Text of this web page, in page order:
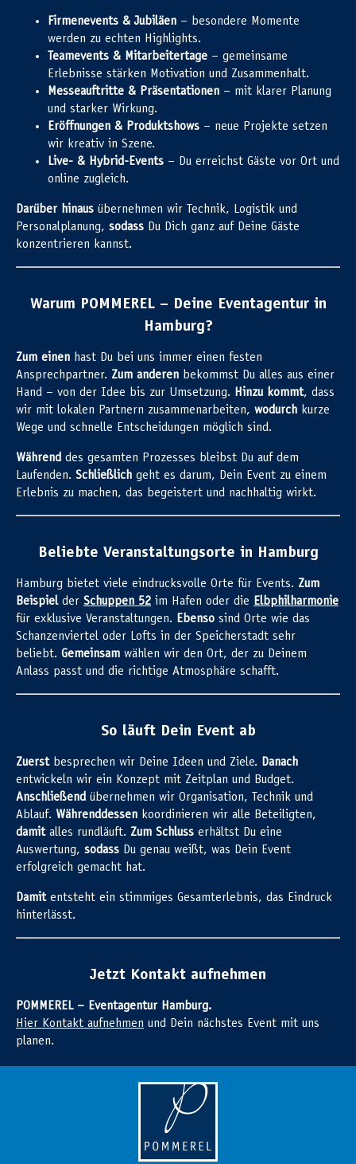
Firmenevents & Jubiläen – besondere Momente
werden zu echten Highlights.
Teamevents & Mitarbeitertage – gemeinsame
Erlebnisse stärken Motivation und Zusammenhalt.
Messeauftritte & Präsentationen – mit klarer Planung
und starker Wirkung.
Eröffnungen & Produktshows – neue Projekte setzen
wir kreativ in Szene.
Live- & Hybrid-Events – Du erreichst Gäste vor Ort und
online zugleich.
Darüber hinaus übernehmen wir Technik, Logistik und
Personalplanung, sodass Du Dich ganz auf Deine Gäste
konzentrieren kannst.
Warum POMMEREL – Deine Eventagentur in
Hamburg?
Zum einen hast Du bei uns immer einen festen
Ansprechpartner. Zum anderen bekommst Du alles aus einer
Hand – von der Idee bis zur Umsetzung. Hinzu kommt, dass
wir mit lokalen Partnern zusammenarbeiten, wodurch kurze
Wege und schnelle Entscheidungen möglich sind.
Während des gesamten Prozesses bleibst Du auf dem
Laufenden. Schließlich geht es darum, Dein Event zu einem
Erlebnis zu machen, das begeistert und nachhaltig wirkt.
Beliebte Veranstaltungsorte in Hamburg
Hamburg bietet viele eindrucksvolle Orte für Events. Zum
Beispielder Schuppen 52 im Hafen oder die Elbphilharmonie
für exklusive Veranstaltungen. Ebenso sind Orte wie das
Schanzenviertel oder Lofts in der Speicherstadt sehr
beliebt. Gemeinsam wählen wir den Ort, der zu Deinem
Anlass passt und die richtige Atmosphäre schafft.
So läuft Dein Event ab
Zuerstbesprechen wir Deine Ideen und Ziele. Danach
entwickeln wir ein Konzept mit Zeitplan und Budget.
Anschließend übernehmen wir Organisation, Technik und
Ablauf. Währenddessen koordinieren wir alle Beteiligten,
damitalles rundläuft. Zum Schluss erhältst Du eine
Auswertung, sodass Du genau weißt, was Dein Event
erfolgreich gemacht hat.
Damitentsteht ein stimmiges Gesamterlebnis, das Eindruck
hinterlässt.
Jetzt Kontakt aufnehmen
POMMEREL – Eventagentur Hamburg.
Hier Kontakt aufnehmen und Dein nächstes Event mit uns
planen.